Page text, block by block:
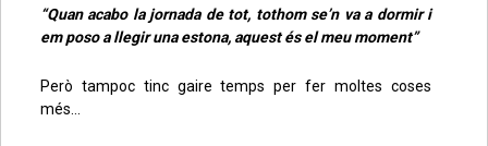
“Quan acabo la jornada de tot, tothom se’n va a dormir i
em poso a llegir una estona, aquest és el meu moment”
Però tampoc tinc gaire temps per fer moltes coses
més…